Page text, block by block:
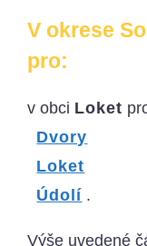
V okrese
pro:
v obci Loket
Dvory
Loket
Údolí .
Výše uvedené